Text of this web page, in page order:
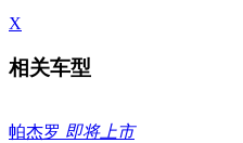
X
相关车型
帕杰罗 即将上市